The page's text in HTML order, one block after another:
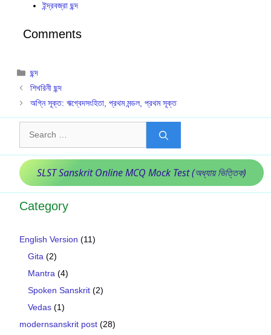
ইন্দ্রবজ্রা ছন্দ
Comments
Categories
ছন্দ
শিখরিনী ছন্দ
অগ্নি সূক্ত: ঋগ্বেদসংহিতা, প্রথম মন্ডল, প্রথম সূক্ত
for:
SLST Sanskrit Online MCQ Mock Test (অধ্যায় ভিত্তিক)
Category
English Version (11)
Gita (2)
Mantra (4)
Spoken Sanskrit (2)
Vedas (1)
modernsanskrit post (28)